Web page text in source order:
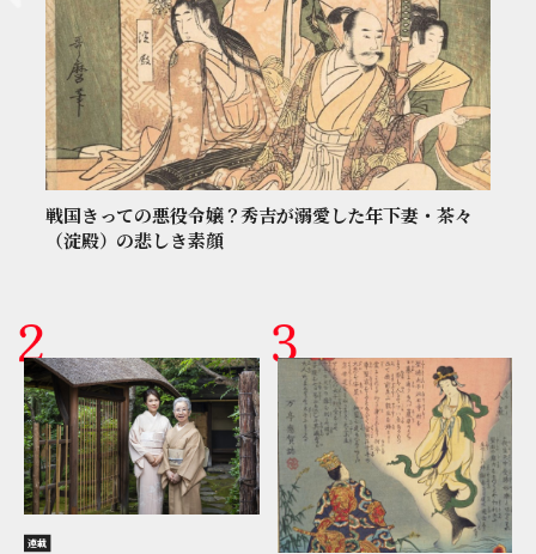
戦国きっての悪役令嬢？秀吉が溺愛した年下妻・茶々
（淀殿）の悲しき素顔
連載